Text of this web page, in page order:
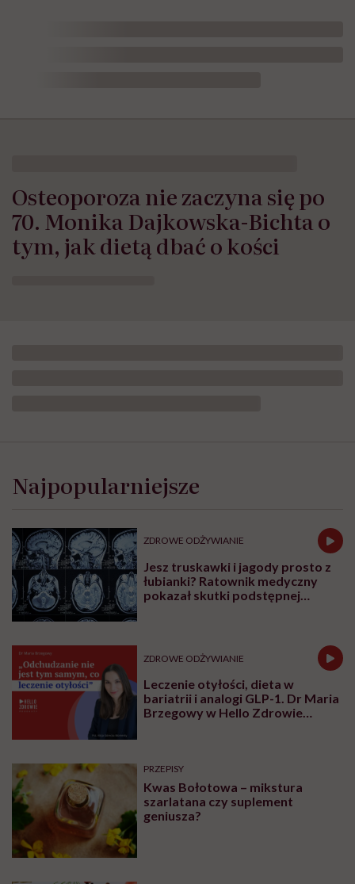
Osteoporoza nie zaczyna się po
70. Monika Dajkowska-Bichta o
tym, jak dietą dbać o kości
Najpopularniejsze
ZDROWE ODŻYWIANIE
Jesz truskawki i jagody prosto z
łubianki? Ratownik medyczny
pokazał skutki podstępnej
ZDROWE ODŻYWIANIE
Leczenie otyłości, dieta w
bariatrii i analogi GLP-1. Dr Maria
Brzegowy w Hello Zdrowie
PRZEPISY
Kwas Bołotowa – mikstura
szarlatana czy suplement
geniusza?